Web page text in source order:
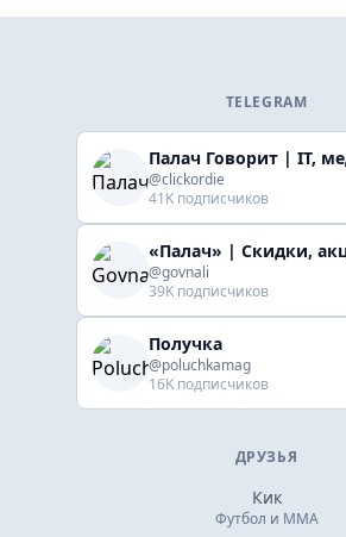
TELEGRAM
@clickordie
41K подписчиков
@govnali
39K подписчиков
Получка
@poluchkamag
16K подписчиков
ДРУЗЬЯ
Кик
Футбол и ММА